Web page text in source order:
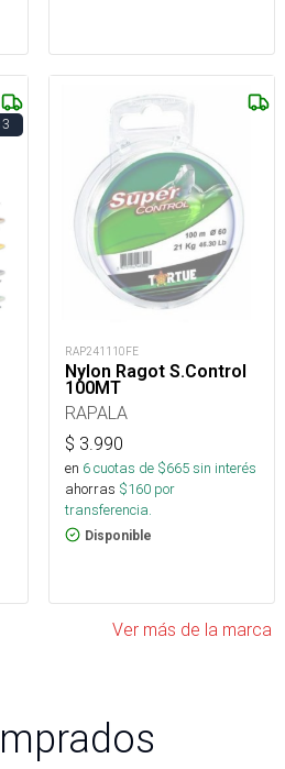
3
RAP241110FE
Nylon Ragot S.Control
100MT
RAPALA
$ 3.990
en 6cuotas de $665sin interés
ahorras $160 por
transferencia.
Disponible
Ver más de la marca